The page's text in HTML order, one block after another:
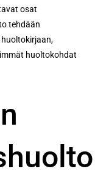
osat
tehdään
huoltokohdat